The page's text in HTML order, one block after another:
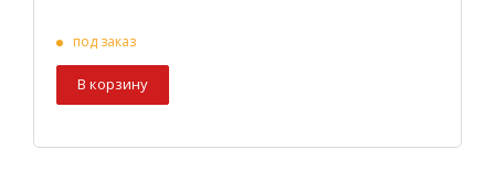
под заказ
В корзину